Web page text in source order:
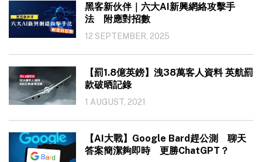
黑客新伙伴｜六大AI新興網絡攻擊手
法 附應對招數
12 SEPTEMBER, 2025
【罰1.8億英鎊】洩38萬客人資料 英航罰
款破晒記錄
1 AUGUST, 2021
【AI大戰】Google Bard趕公測 聊天
答案簡潔夠即時 更勝ChatGPT？